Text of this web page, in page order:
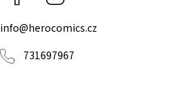
info@herocomics.cz
731697967